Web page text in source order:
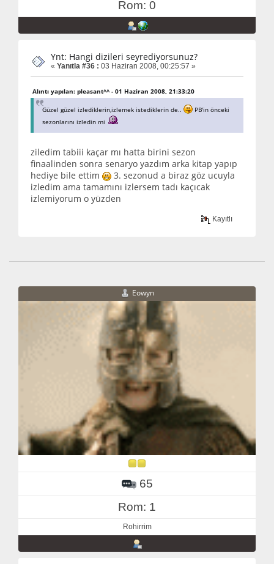
Rom: 0
Ynt: Hangi dizileri seyrediyorsunuz?
« Yanıtla #36 : 03 Haziran 2008, 00:25:57 »
Alıntı yapılan: pleasant^^ - 01 Haziran 2008, 21:33:20
Güzel güzel izlediklerin,izlemek istediklerin de..
PB'in önceki
sezonlarını izledin mi
ziledim tabiii kaçar mı hatta birini sezon
finaalinden sonra senaryo yazdım arka kitap yapıp
hediye bile ettim
3. sezonud a biraz göz ucuyla
izledim ama tamamını izlersem tadı kaçıcak
izlemiyorum o yüzden
Kayıtlı
Eowyn
65
Rom: 1
Rohirrim